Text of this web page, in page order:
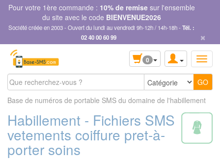
Pour votre 1ère commande : 10% de remisesur l'ensemble
du site avec le code BIENVENUE2026
Société créée en 2003 - Ouvert du lundi au vendredi 9h-12h / 14h-18h -Tél. :
02 40 00 60 99
×
0
Base de numéros de portable SMS du domaine de l'habillement
Habillement - Fichiers SMS
vetements coiffure pret-à-
porter soins
Panneau de gestion des cookies